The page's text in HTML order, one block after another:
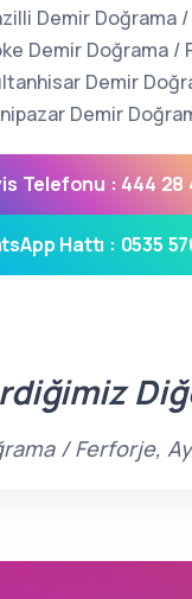
Demir Doğrama
Demir Doğrama /
Demir
Demir
Telefonu : 444 28
Hattı : 0535
/ Ferforje,